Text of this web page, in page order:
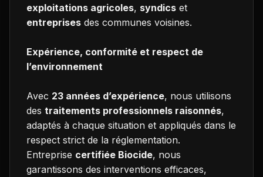
exploitations agricoles, syndics et
entreprises des communes voisines.
Expérience, conformité et respect de
l’environnement
Avec 23 années d’expérience, nous utilisons
des traitements professionnels raisonnés,
adaptés à chaque situation et appliqués dans le
respect strict de la réglementation.
Entreprise certifiée Biocide, nous
garantissons des interventions efficaces,